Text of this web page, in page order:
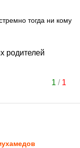
тогда ни кому
родителей
1 / 1